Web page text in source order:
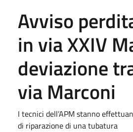
Avviso
in via XXIV
deviazione
via Marconi
I tecnici dell’APM stanno
di riparazione di una tubatura